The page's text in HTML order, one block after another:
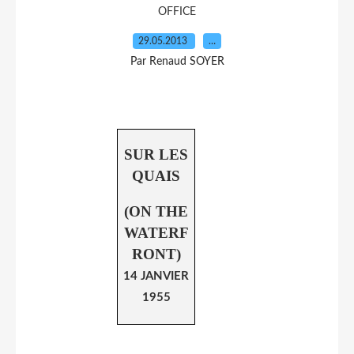
OFFICE
29.05.2013 …
Par Renaud SOYER
SUR LES
QUAIS
(ON THE
WATERF
RONT)
14 JANVIER
1955